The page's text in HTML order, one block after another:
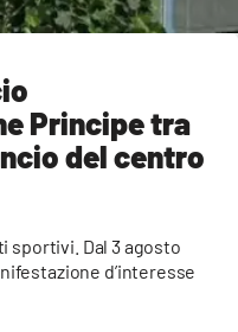
Principe tra
del centro
sportivi. Dal 3 agosto
d’interesse